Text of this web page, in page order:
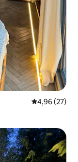
საშუალო
4,96 (27)